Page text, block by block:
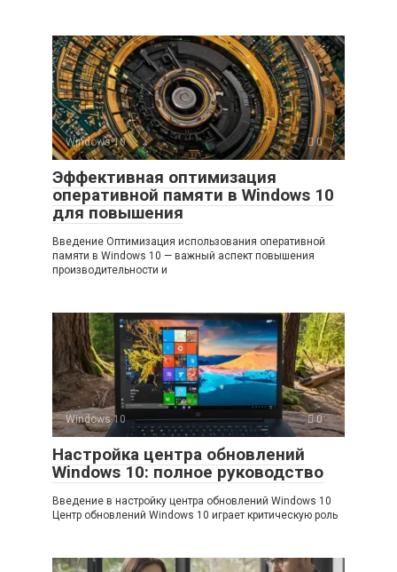
Windows 10 0
Эффективная оптимизация
оперативной памяти в Windows 10
для повышения
Введение Оптимизация использования оперативной
памяти в Windows 10 — важный аспект повышения
производительности и
Windows 10 0
Настройка центра обновлений
Windows 10: полное руководство
Введение в настройку центра обновлений Windows 10
Центр обновлений Windows 10 играет критическую роль